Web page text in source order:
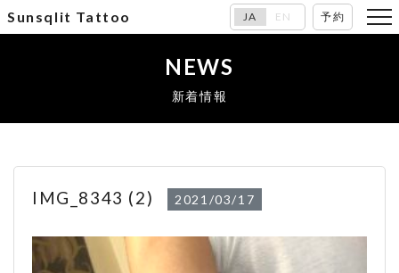
Sunsqlit Tattoo JA EN 予約
NEWS
新着情報
IMG_8343 (2) 2021/03/17